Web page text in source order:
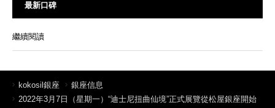
最新口碑
繼續閱讀
kokosil銀座
銀座信息
2022年3月7日（星期一）“迪士尼扭曲仙境”正式展覽從松屋銀座開始